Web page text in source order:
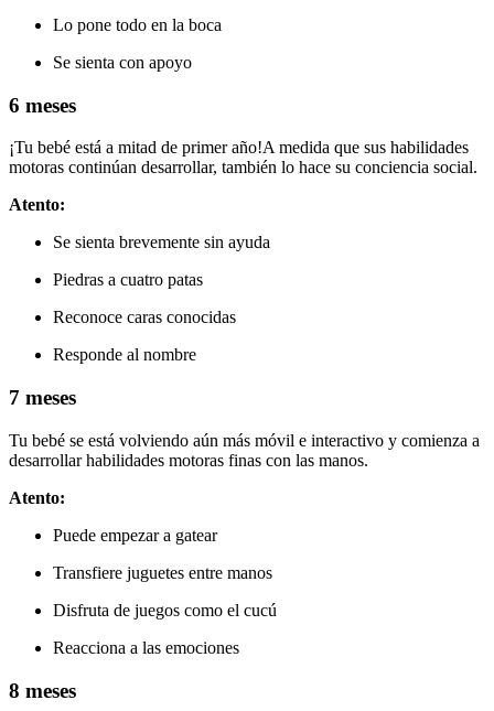
Lo pone todo en la boca
Se sienta con apoyo
6 meses
¡Tu bebé está a mitad de primer año!A medida que sus habilidades
motoras continúan desarrollar, también lo hace su conciencia social.
Atento:
Se sienta brevemente sin ayuda
Piedras a cuatro patas
Reconoce caras conocidas
Responde al nombre
7 meses
Tu bebé se está volviendo aún más móvil e interactivo y comienza a
desarrollar habilidades motoras finas con las manos.
Atento:
Puede empezar a gatear
Transfiere juguetes entre manos
Disfruta de juegos como el cucú
Reacciona a las emociones
8 meses